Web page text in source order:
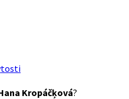
Kropáčķová?